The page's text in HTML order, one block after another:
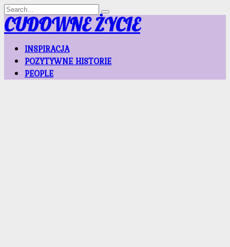
Skip
to
content
Search
for:
CUDOWNE ŻYCIE
INSPIRACJA
POZYTYWNE HISTORIE
PEOPLE